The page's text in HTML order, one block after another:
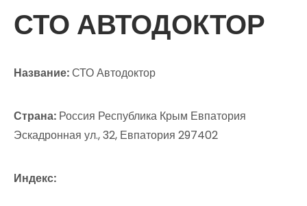
СТО АВТОДОКТОР
Название:СТО Автодоктор
Страна: Россия Республика Крым Евпатория
Эскадронная ул., 32, Евпатория 297402
Индекс: